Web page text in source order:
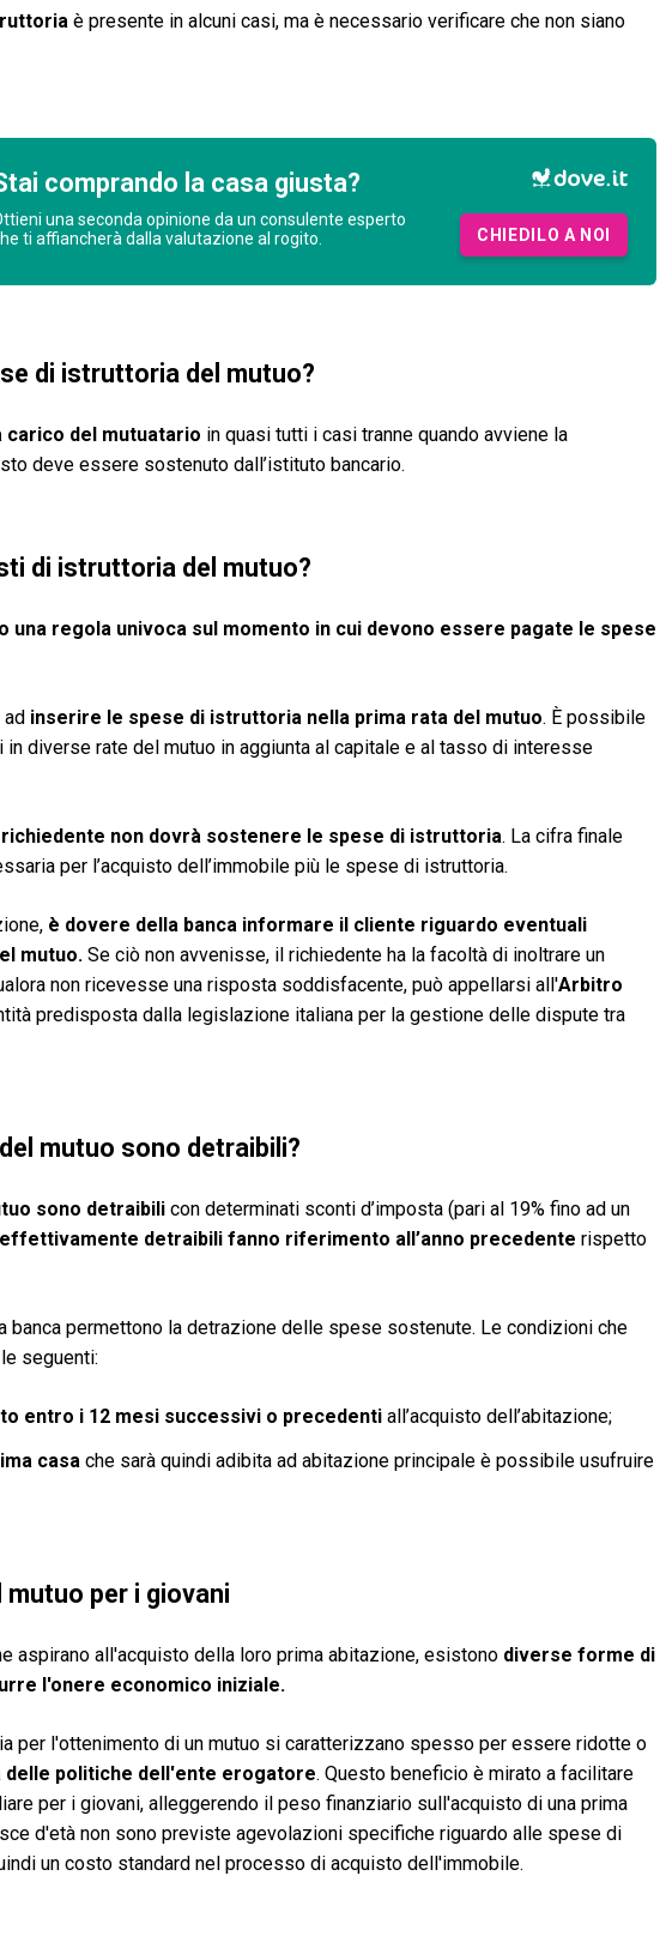
è presente in alcuni casi, ma è necessario verificare che non siano
comprando la casa giusta?
una seconda opinione da un consulente esperto
ti affiancherà dalla valutazione al rogito.
CHIEDILO A NOI
di istruttoria del mutuo?
del mutuatario in quasi tutti i casi tranne quando avviene la
deve essere sostenuto dall’istituto bancario.
di istruttoria del mutuo?
una regola univoca sul momento in cui devono essere pagate le spese
inserire le spese di istruttoria nella prima rata del mutuo. È possibile
diverse rate del mutuo in aggiunta al capitale e al tasso di interesse
richiedente non dovrà sostenere le spese di istruttoria. La cifra finale
per l’acquisto dell’immobile più le spese di istruttoria.
è dovere della banca informare il cliente riguardo eventuali
mutuo. Se ciò non avvenisse, il richiedente ha la facoltà di inoltrare un
non ricevesse una risposta soddisfacente, può appellarsi all'Arbitro
predisposta dalla legislazione italiana per la gestione delle dispute tra
mutuo sono detraibili?
sono detraibili con determinati sconti d’imposta (pari al 19% fino ad un
detraibili fanno riferimento all’anno precedente rispetto
banca permettono la detrazione delle spese sostenute. Le condizioni che
seguenti:
entro i 12 mesi successivi o precedentiall’acquisto dell’abitazione;
casache sarà quindi adibita ad abitazione principale è possibile usufruire
per i giovani
aspirano all'acquisto della loro prima abitazione, esistono diverse forme di
l'onere economico iniziale.
per l'ottenimento di un mutuo si caratterizzano spesso per essere ridotte o
delle politiche dell'ente erogatore. Questo beneficio è mirato a facilitare
per i giovani, alleggerendo il peso finanziario sull'acquisto di una prima
d'età non sono previste agevolazioni specifiche riguardo alle spese di
un costo standard nel processo di acquisto dell'immobile.